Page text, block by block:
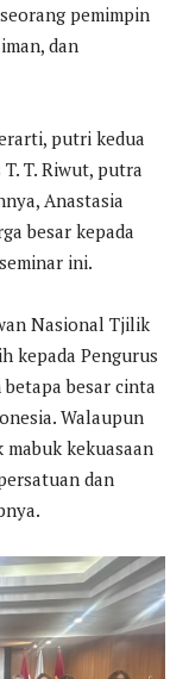
pemimpin
dan
putri kedua
T. Riwut, putra
Anastasia
besar kepada
ini.
Nasional Tjilik
kepada Pengurus
besar cinta
Walaupun
kekuasaan
dan